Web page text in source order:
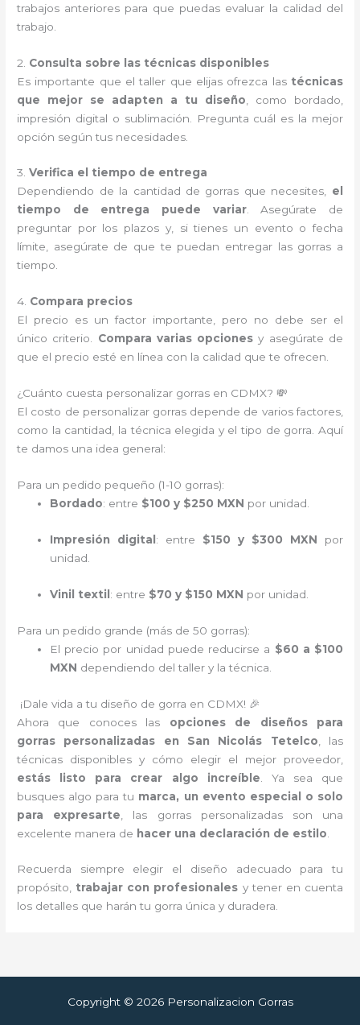
trabajos anteriores para que puedas evaluar la calidad del
trabajo.
2. Consulta sobre las técnicas disponibles
Es importante que el taller que elijas ofrezca las técnicas
que mejor se adapten a tu diseño , como bordado,
impresión digital o sublimación. Pregunta cuál es la mejor
opción según tus necesidades.
3.Verifica el tiempo de entrega
Dependiendo de la cantidad de gorras que necesites, el
tiempo de entrega puede variar. Asegúrate de
preguntar por los plazos y, si tienes un evento o fecha
límite, asegúrate de que te puedan entregar las gorras a
tiempo.
4. Compara precios
El precio es un factor importante, pero no debe ser el
único criterio. Compara varias opciones y asegúrate de
que el precio esté en línea con la calidad que te ofrecen.
¿Cuánto cuesta personalizar gorras en CDMX? 💸
El costo de personalizar gorras depende de varios factores,
como la cantidad, la técnica elegida y el tipo de gorra. Aquí
te damos una idea general:
Para un pedido pequeño (1-10 gorras):
Bordado: entre $100 y $250 MXN por unidad.
Impresión digital : entre $150 y $300 MXN por
unidad.
Vinil textil : entre $70 y $150 MXN por unidad.
Para un pedido grande (más de 50 gorras):
El precio por unidad puede reducirse a $60 a $100
MXN dependiendo del taller y la técnica.
¡Dale vida a tu diseño de gorra en CDMX! 🎉
Ahora que conoces las opciones de diseños para
gorras personalizadas en San Nicolás Tetelco , las
técnicas disponibles y cómo elegir el mejor proveedor,
estás listo para crear algo increíble . Ya sea que
busques algo para tu marca, un evento especial o solo
para expresarte , las gorras personalizadas son una
excelente manera de hacer una declaración de estilo
Recuerda siempre elegir el diseño adecuado para tu
propósito, trabajar con profesionales y tener en cuenta
los detalles que harán tu gorra única y duradera.
Copyright © 2026 Personalizacion Gorras